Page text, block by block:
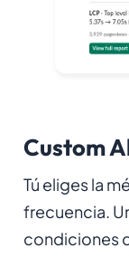
Custom
Tú eliges la
frecuencia.
condiciones